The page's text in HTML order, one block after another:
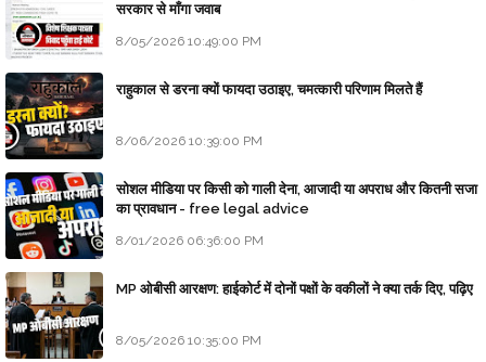
सरकार से माँगा जवाब
8/05/2026 10:49:00 PM
राहुकाल से डरना क्यों फायदा उठाइए, चमत्कारी परिणाम मिलते हैं
8/06/2026 10:39:00 PM
सोशल मीडिया पर किसी को गाली देना, आजादी या अपराध और कितनी सजा
का प्रावधान - free legal advice
8/01/2026 06:36:00 PM
MP ओबीसी आरक्षण: हाईकोर्ट में दोनों पक्षों के वकीलों ने क्या तर्क दिए, पढ़िए
8/05/2026 10:35:00 PM